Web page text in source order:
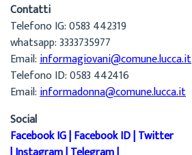
Contatti
Telefono IG: 0583 442319
whatsapp: 3333735977
Email:informagiovani@comune.lucca.it
Telefono ID: 0583 442416
Email:informadonna@comune.lucca.it
Social
Facebook IG|Facebook ID|Twitter